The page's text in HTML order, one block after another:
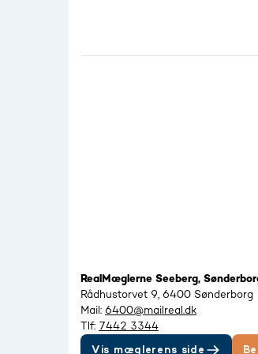
RealMæglerne Seeberg,
Rådhustorvet 9, 6400 Sønderborg
Mail: 6400@mailreal.dk
Tlf: 7442 3344
Vis mæglerens side